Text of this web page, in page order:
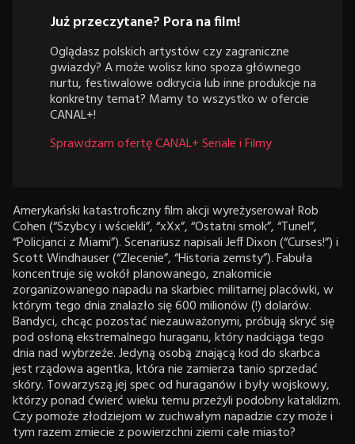
Już przeczytane? Pora na film!
Oglądasz polskich artystów czy zagraniczne
gwiazdy? A może wolisz kino spoza głównego
nurtu, festiwalowe odkrycia lub inne produkcje na
konkretny temat? Mamy to wszystko w ofercie
CANAL+!
Sprawdzam ofertę CANAL+ Seriale i Filmy
Amerykański katastroficzny film akcji wyreżyserował Rob
Cohen (“Szybcy i wściekli”, “xXx”, “Ostatni smok”, “Tunel”,
“Policjanci z Miami”). Scenariusz napisali Jeff Dixon (“Curses!”) i
Scott Windhauser (“Zlecenie”, “Historia zemsty”). Fabuła
koncentruje się wokół planowanego, znakomicie
zorganizowanego napadu na skarbiec militarnej placówki, w
którym tego dnia znalazło się 600 milionów (!) dolarów.
Bandyci, chcąc pozostać niezauważonymi, próbują skryć się
pod osłoną ekstremalnego huraganu, który nadciąga tego
dnia nad wybrzeże. Jedyną osobą znającą kod do skarbca
jest rządowa agentka, która nie zamierza tanio sprzedać
skóry. Towarzyszą jej spec od huraganów i były wojskowy,
którzy ponad ćwierć wieku temu przeżyli podobny kataklizm.
Czy pomoże złodziejom w zuchwałym napadzie czy może i
tym razem zmiecie z powierzchni ziemi całe miasto?